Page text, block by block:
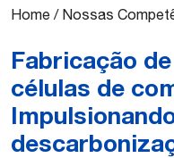
Home / Nossas
Fabricação
células de